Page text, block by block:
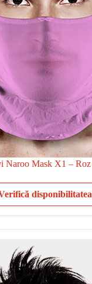
Naroo Mask X1 – Roz
disponibilitatea